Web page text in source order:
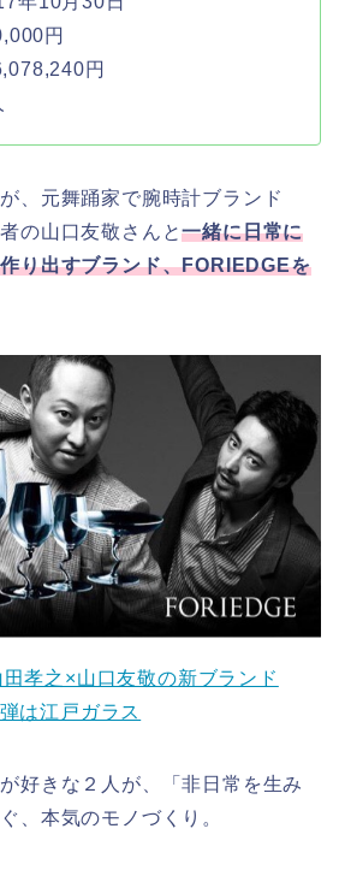
円
円
、元舞踊家で腕時計ブランド
の山口友敬さんと一緒に日常に
り出すブランド、FORIEDGEを
田孝之×山口友敬の新ブランド
は江戸ガラス
好きな２人が、「非日常を生み
、本気のモノづくり。